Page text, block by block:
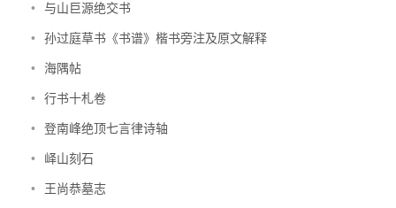
• 与山巨源绝交书
• 孙过庭草书《书谱》楷书旁注及原文解释
• 海隅帖
• 行书十札卷
• 登南峰绝顶七言律诗轴
• 峄山刻石
• 王尚恭墓志